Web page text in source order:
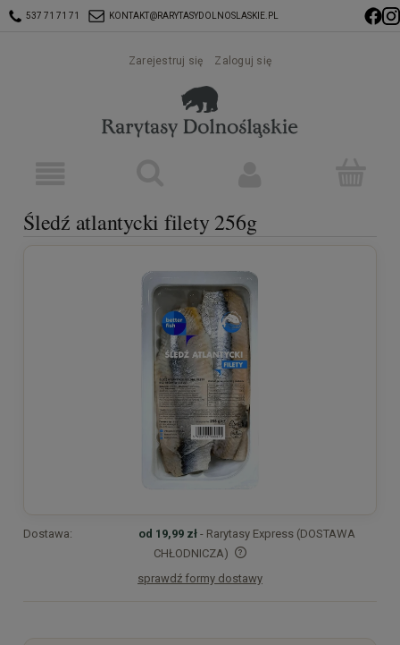
537 71 71 71 KONTAKT@RARYTASYDOLNOSLASKIE.PL
Zarejestruj się Zaloguj się
Śledź atlantycki filety 256g
Dostawa: od 19,99 zł - Rarytasy Express (DOSTAWA
CHŁODNICZA)
Cena nie zawiera ewentualnych kosztów płatności
sprawdź formy dostawy